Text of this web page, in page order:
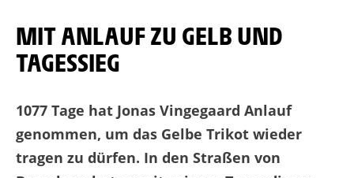
MIT ANLAUF ZU GELB UND
TAGESSIEG
1077 Tage hat Jonas Vingegaard Anlauf
genommen, um das Gelbe Trikot wieder
tragen zu dürfen. In den Straßen von